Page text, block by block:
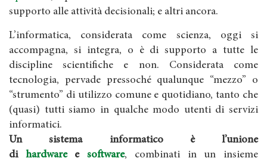
supporto alle attività decisionali; e altri ancora.
L’informatica, considerata come scienza, oggi si
accompagna, si integra, o è di supporto a tutte le
discipline scientifiche e non. Considerata come
tecnologia, pervade pressoché qualunque “mezzo” o
“strumento” di utilizzo comune e quotidiano, tanto che
(quasi) tutti siamo in qualche modo utenti di servizi
informatici.
Un sistema informatico è l’unione
di hardwareesoftware, combinati in un insieme